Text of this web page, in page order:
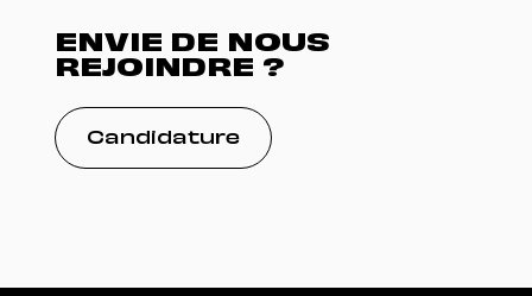
ENVIE DE NOUS
REJOINDRE ?
Candidature